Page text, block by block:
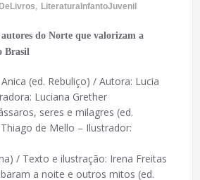
, LiteraturaInfantoJuvenil
do Norte que valorizam a
Brasil
(ed. Rebuliço) / Autora: Lucia
Luciana Grether
seres e milagres (ed.
de Mello – Ilustrador:
/ Texto e ilustração: Irena Freitas
a noite e outros mitos (ed.